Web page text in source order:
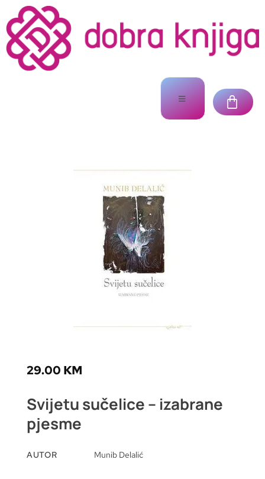
29.00 KM
Svijetu sučelice – izabrane
pjesme
AUTOR Munib Delalić